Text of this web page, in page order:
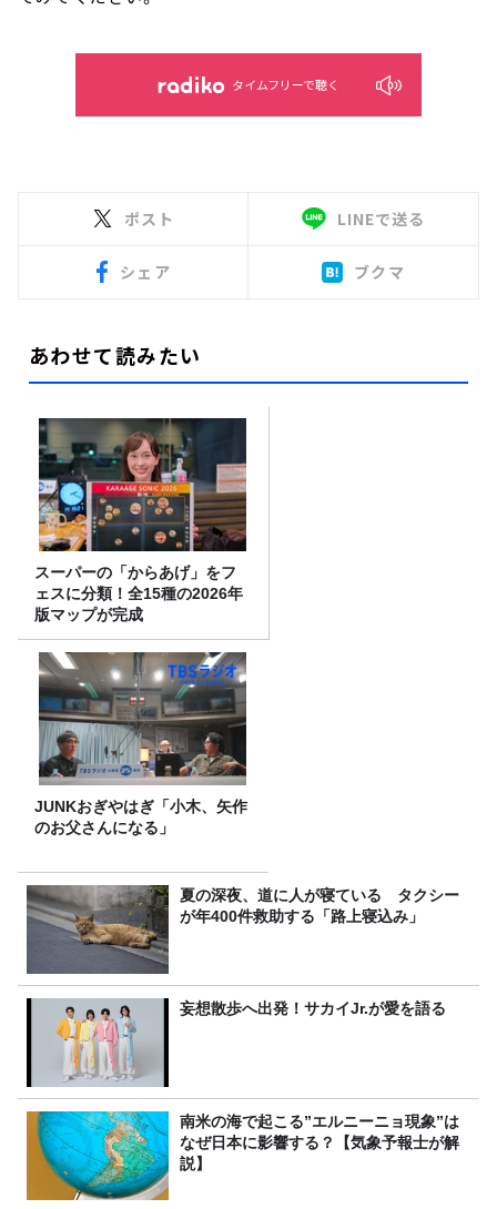
タイムフリーで聴く
ポスト LINEで送る
シェア ブクマ
あわせて読みたい
スーパーの「からあげ」をフ
ェスに分類！全15種の2026年
版マップが完成
JUNKおぎやはぎ「小木、矢作
のお父さんになる」
夏の深夜、道に人が寝ている タクシー
が年400件救助する「路上寝込み」
妄想散歩へ出発！サカイJr.が愛を語る
南米の海で起こる”エルニーニョ現象”は
なぜ日本に影響する？【気象予報士が解
説】